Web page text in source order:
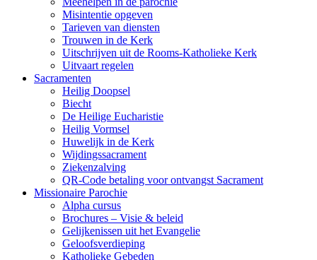
Misintentie opgeven
Tarieven van diensten
Trouwen in de Kerk
Uitschrijven uit de Rooms-Katholieke Kerk
Uitvaart regelen
Sacramenten
Heilig Doopsel
Biecht
De Heilige Eucharistie
Heilig Vormsel
Huwelijk in de Kerk
Wijdingssacrament
Ziekenzalving
QR-Code betaling voor ontvangst Sacrament
Missionaire Parochie
Alpha cursus
Brochures – Visie & beleid
Gelijkenissen uit het Evangelie
Geloofsverdieping
Katholieke Gebeden